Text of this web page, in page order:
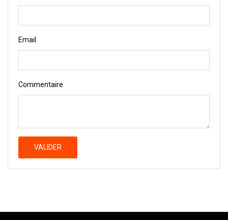
Email
Commentaire
VALIDER